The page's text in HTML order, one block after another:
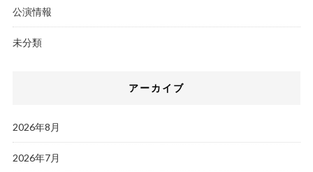
公演情報
未分類
アーカイブ
2026年8月
2026年7月